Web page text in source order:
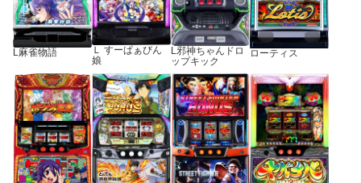
L麻雀物語
Ｌ すーぱぁびん
娘
L邪神ちゃんドロ
ップキック
ローティス